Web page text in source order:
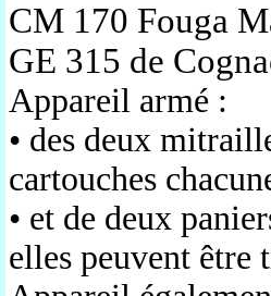
CM 170 Fouga
GE 315 de
Appareil armé :
• des deux
cartouches
• et de deux
elles peuvent être